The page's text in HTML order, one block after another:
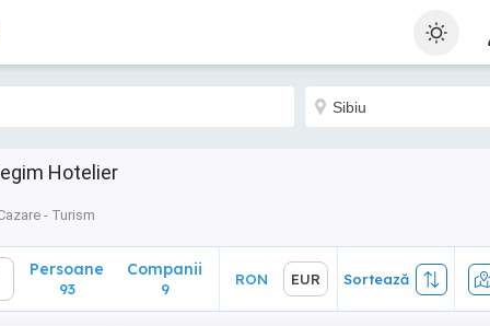
Hotelier
- Turism
Persoane
93
Companii
9
RON EUR Sortează